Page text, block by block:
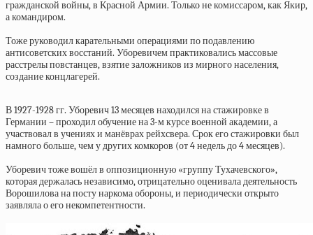
гражданской войны, в Красной Армии. Только не комиссаром, как Якир,
а командиром.
Тоже руководил карательными операциями по подавлению
антисоветских восстаний. Уборевичем практиковались массовые
расстрелы повстанцев, взятие заложников из мирного населения,
создание концлагерей.
В 1927-1928 гг. Уборевич 13 месяцев находился на стажировке в
Германии – проходил обучение на 3-м курсе военной академии, а
участвовал в учениях и манёврах рейхсвера. Срок его стажировки был
намного больше, чем у других комкоров (от 4 недель до 4 месяцев).
Уборевич тоже вошёл в оппозиционную «группу Тухачевского»,
которая держалась независимо, отрицательно оценивала деятельность
Ворошилова на посту наркома обороны, и периодически открыто
заявляла о его некомпетентности.